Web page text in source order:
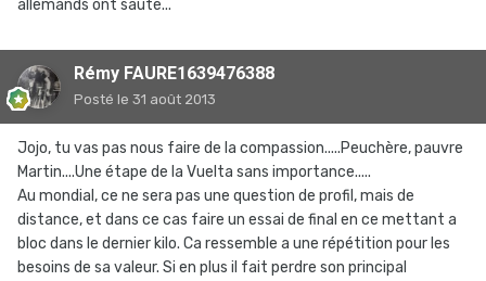
allemands ont sauté...
Rémy FAURE1639476388
Posté le 31 août 2013
Jojo, tu vas pas nous faire de la compassion.....Peuchère, pauvre
Martin....Une étape de la Vuelta sans importance.....
Au mondial, ce ne sera pas une question de profil, mais de
distance, et dans ce cas faire un essai de final en ce mettant a
bloc dans le dernier kilo. Ca ressemble a une répétition pour les
besoins de sa valeur. Si en plus il fait perdre son principal